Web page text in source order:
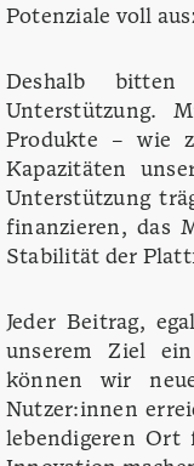
Potenziale voll
Deshalb
Unterstützung.
Produkte – wie
Kapazitäten
Unterstützung
finanzieren, das
Stabilität der
Jeder Beitrag,
unserem Ziel
können wir
Nutzer:innen
lebendigeren Ort